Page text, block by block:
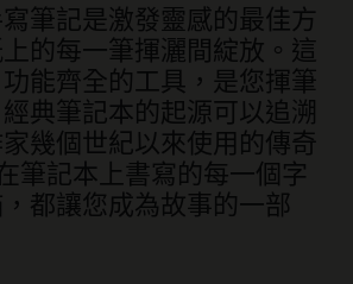
筆記是激發靈感的最佳方
的每一筆揮灑間綻放。這
能齊全的工具，是您揮筆
典筆記本的起源可以追溯
幾個世紀以來使用的傳奇
筆記本上書寫的每一個字
都讓您成為故事的一部